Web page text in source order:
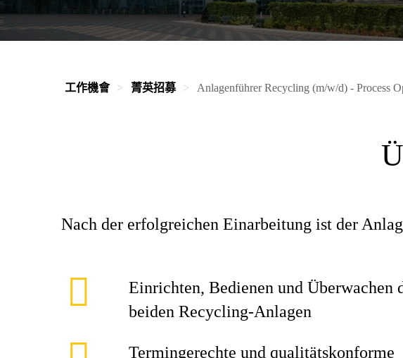
工作機會 菁英招募 Anlagenführer Recycling (m/w/d) - Process
Nach der erfolgreichen Einarbeitung ist der
Einrichten, Bedienen und Überwachen
beiden Recycling-Anlagen
Termingerechte und qualitätskonforme